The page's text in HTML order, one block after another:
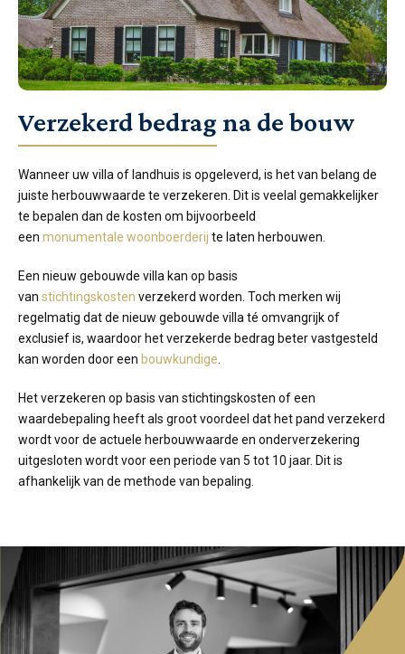
Verzekerd bedrag na de bouw
Wanneer uw villa of landhuis is opgeleverd, is het van belang de
juiste herbouwwaarde te verzekeren. Dit is veelal gemakkelijker
te bepalen dan de kosten om bijvoorbeeld
een monumentale woonboerderij te laten herbouwen.
Een nieuw gebouwde villa kan op basis
van stichtingskosten verzekerd worden. Toch merken wij
regelmatig dat de nieuw gebouwde villa té omvangrijk of
exclusief is, waardoor het verzekerde bedrag beter vastgesteld
kan worden door een bouwkundige
Het verzekeren op basis van stichtingskosten of een
waardebepaling heeft als groot voordeel dat het pand verzekerd
wordt voor de actuele herbouwwaarde en onderverzekering
uitgesloten wordt voor een periode van 5 tot 10 jaar. Dit is
afhankelijk van de methode van bepaling.